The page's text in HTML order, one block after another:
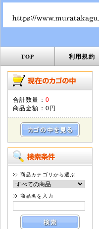
TOP 利用規約
合計数量： 0
商品金額： 0円
商品カテゴリから選ぶ
商品名を入力